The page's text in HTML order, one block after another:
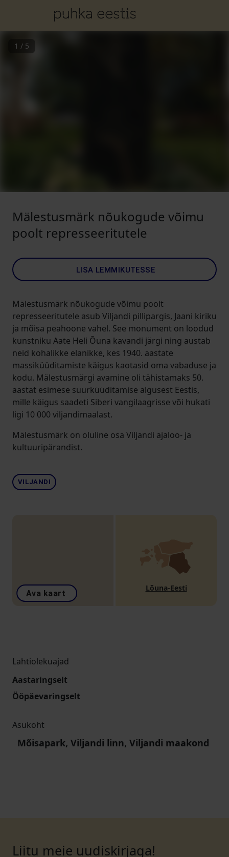
1 / 5
Mälestusmärk nõukogude võimu
poolt represseeritutele
LISA LEMMIKUTESSE
Mälestusmärk nõukogude võimu poolt
represseeritutele asub Viljandi pillipargis, Jaani kiriku
ja mõisa peahoone vahel. See monument on loodud
kunstniku Aate Heli Õuna kavandi järgi ning austab
neid kohalikke elanikke, kes 1940. aastate
massiküüditamiste käigus kaotasid oma vabaduse ja
kodu. Mälestusmärgi avamine oli tähistamaks 50.
aastat esimese suurküüditamise algusest Eestis,
mille käigus saadeti Siberi vangilaagrisse või hukati
ligi 10 000 viljandimaalast.
Mälestusmärk on oluline osa Viljandi ajaloo- ja
kultuuripärandist.
VILJANDI
Ava kaart
Lõuna-Eesti
Lahtiolekuajad
Aastaringselt
Ööpäevaringselt
Asukoht
Mõisapark, Viljandi linn, Viljandi maakond
Liitu meie uudiskirjaga!